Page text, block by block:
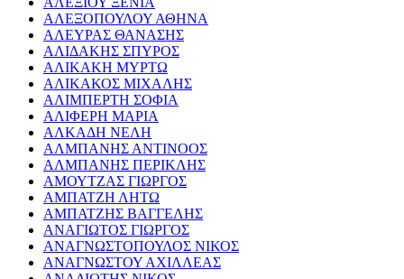
ΑΛΕΞΟΠΟΥΛΟΥ ΑΘΗΝΑ
ΑΛΕΥΡΑΣ ΘΑΝΑΣΗΣ
ΑΛΙΔΑΚΗΣ ΣΠΥΡΟΣ
ΑΛΙΚΑΚΗ ΜΥΡΤΩ
ΑΛΙΚΑΚΟΣ ΜΙΧΑΛΗΣ
ΑΛΙΜΠΕΡΤΗ ΣΟΦΙΑ
ΑΛΙΦΕΡΗ ΜΑΡΙΑ
ΑΛΚΑΔΗ ΝΕΛΗ
ΑΛΜΠΑΝΗΣ ΑΝΤΙΝΟΟΣ
ΑΛΜΠΑΝΗΣ ΠΕΡΙΚΛΗΣ
ΑΜΟΥΤΖΑΣ ΓΙΩΡΓΟΣ
ΑΜΠΑΤΖΗ ΛΗΤΩ
ΑΜΠΑΤΖΗΣ ΒΑΓΓΕΛΗΣ
ΑΝΑΓΙΩΤΟΣ ΓΙΩΡΓΟΣ
ΑΝΑΓΝΩΣΤΟΠΟΥΛΟΣ ΝΙΚΟΣ
ΑΝΑΓΝΩΣΤΟΥ ΑΧΙΛΛΕΑΣ